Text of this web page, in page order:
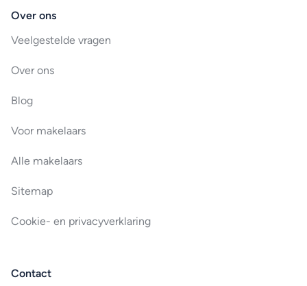
Over ons
Veelgestelde vragen
Over ons
Blog
Voor makelaars
Alle makelaars
Sitemap
Cookie- en privacyverklaring
Contact